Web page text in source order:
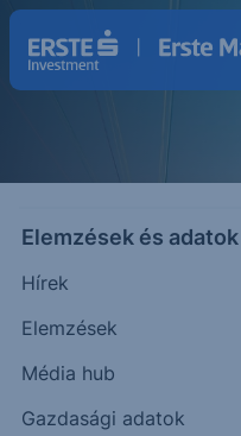
Elemzések és adatok
Hírek
Elemzések
Média hub
Gazdasági adatok
Strukturált
Magasabb hozam